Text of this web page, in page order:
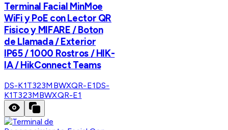
Terminal Facial MinMoe
WiFi y PoE con Lector QR
Fisico y MIFARE / Boton
de Llamada / Exterior
IP65 / 1000 Rostros / HIK-
IA / HikConnect Teams
DS-K1T323MBWXQR-E1DS-
K1T323MBWXQR-E1